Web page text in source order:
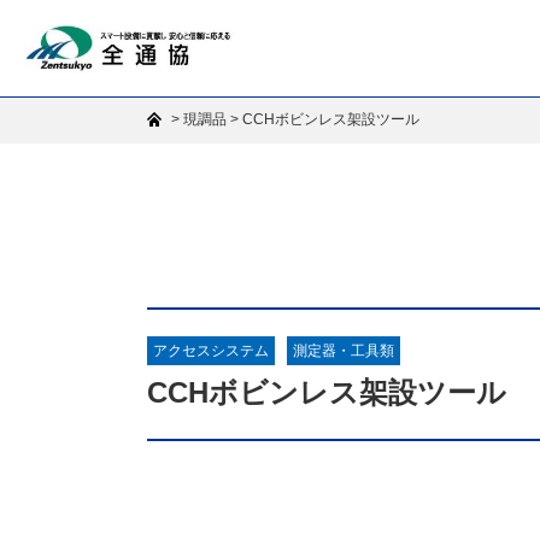
> 現調品 > CCHボビンレス架設ツール
アクセスシステム 測定器・工具類
CCHボビンレス架設ツール